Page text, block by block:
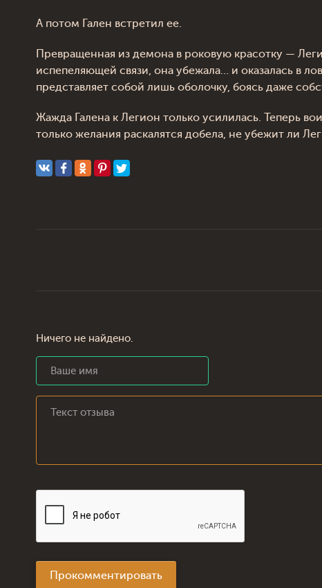
А потом Гален встретил ее.
Превращенная из демона в роковую красотку —
испепеляющей связи, она убежала… и оказалась в
представляет собой лишь оболочку, боясь даже
Жажда Галена к Легион только усилилась. Теперь
только желания раскалятся добела, не убежит ли
Ничего не найдено.
Прокомментировать